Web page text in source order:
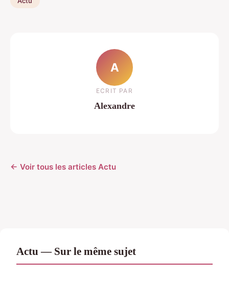
A
ECRIT PAR
Alexandre
← Voir tous les articles Actu
Actu — Sur le même sujet